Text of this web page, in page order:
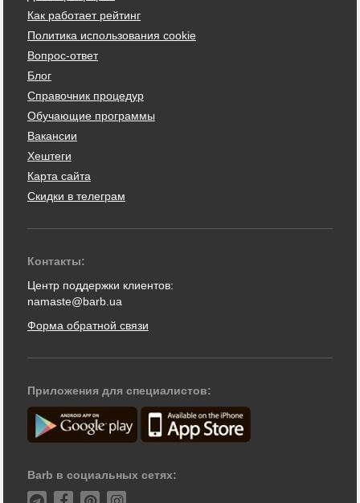
Как работает рейтинг
Политика использования cookie
Вопрос-ответ
Блог
Справочник процедур
Обучающие программы
Вакансии
Хештеги
Карта сайта
Скидки в телеграм
Контакты:
Центр поддержки клиентов:
namaste@barb.ua
Форма обратной связи
Приложения для специалистов:
Barb в социальных сетях: